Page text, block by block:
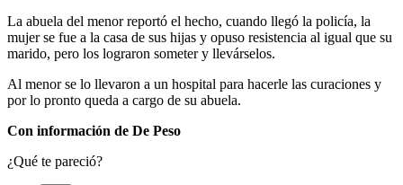
La abuela del menor reportó el hecho, cuando llegó la policía, la
mujer se fue a la casa de sus hijas y opuso resistencia al igual que su
marido, pero los lograron someter y llevárselos.
Al menor se lo llevaron a un hospital para hacerle las curaciones y
por lo pronto queda a cargo de su abuela.
Con información de De Peso
¿Qué te pareció?